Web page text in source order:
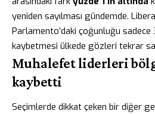
yeniden sayılması gündemde.
Parlamento’daki çoğunluğu sadece
kaybetmesi ülkede gözleri tekrar
Muhalefet liderleri
kaybetti
Seçimlerde dikkat çeken bir diğer